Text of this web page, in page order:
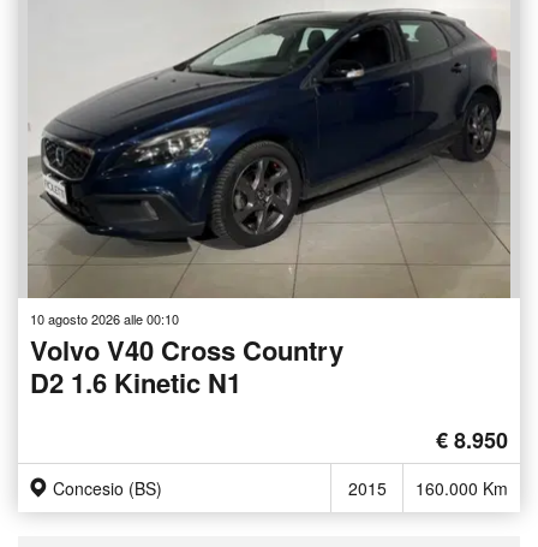
10 agosto 2026 alle 00:10
Volvo V40 Cross Country
D2 1.6 Kinetic N1
€ 8.950
Concesio (BS) 2015 160.000 Km